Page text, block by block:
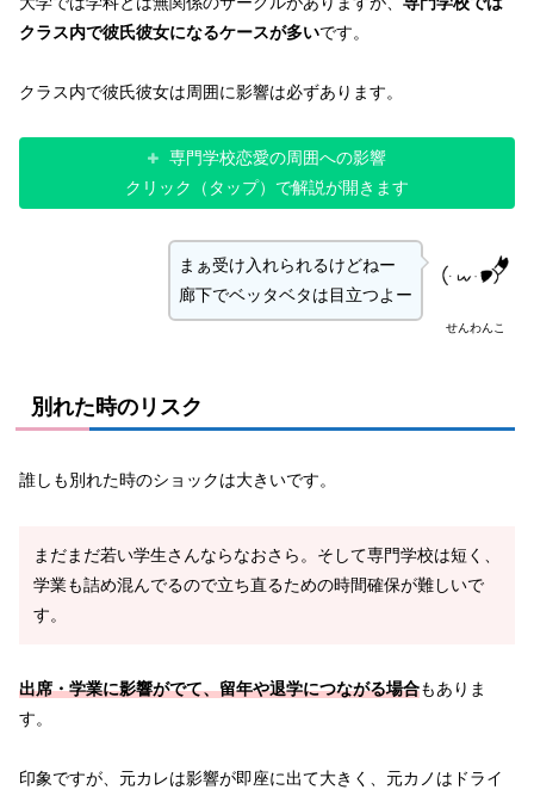
クラス内で彼氏彼女になるケースが多いです。
クラス内で彼氏彼女は周囲に影響は必ずあります。
専門学校恋愛の周囲への影響
クリック（タップ）で解説が開きます
せんわんこ
まぁ受け入れられるけどねー
廊下でベッタベタは目立つよー
別れた時のリスク
誰しも別れた時のショックは大きいです。
まだまだ若い学生さんならなおさら。そして専門学校は短く、
学業も詰め混んでるので立ち直るための時間確保が難しいで
す。
出席・学業に影響がでて、留年や退学につながる場合もありま
す。
印象ですが、元カレは影響が即座に出て大きく、元カノはドライ